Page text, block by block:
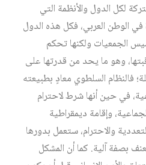
لكل الدول والأنظمة التي
الوطن العربي، فكل هذه الدول
الجمعيات ولكنها تحكم
وهو ما يحد من قدرتها على
فالنظام السلطوي معادٍ بطبيعته
في حين أنها شرط لاحترام
وإقامة ديمقراطية
والاحترام، ستعمل بدورها
بصفة آلية. كما أن المشكل